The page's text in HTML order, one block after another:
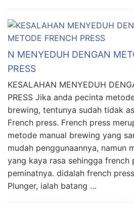
N MENYEDUH DENGAN
PRESS
KESALAHAN MENYEDUH
PRESS Jika anda pecinta
brewing, tentunya sudah tidak
French press. French press
metode manual brewing yang
mudah penggunaannya, namun
yang kaya rasa sehingga french
peminatnya. didalah french
Plunger, ialah batang …